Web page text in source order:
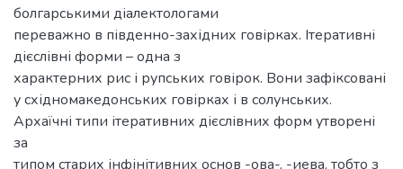
болгарськими діалектологами
переважно в південно-західних говірках. Ітеративні
дієслівні форми – одна з
характерних рис і рупських говірок. Вони зафіксовані
у східномакедонських говірках і в солунських.
Архаїчні типи ітеративних дієслівних форм утворені
за
типом старих інфінітивних основ -ова-, -иева, тобто з